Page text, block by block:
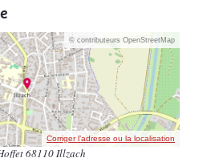
© contributeurs OpenStreetMap
Corriger l’adresse ou la localisation
68110 Illzach